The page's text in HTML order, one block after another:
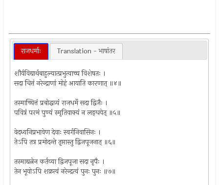
राजधर्माः Translation - भाषांतर
शौर्यविद्यार्थबाहुल्यात्प्रभुत्वाच्च विशेषतः ।
सदा चित्तं नरेन्द्राणां मोहं आयाति कारणात् ॥४॥
तस्माच्चित्तं प्रबोद्धव्यं राजधर्मे सदा द्विजैः ।
पवित्रं परमं पुण्यं स्मृतिवाक्यं न लङ्घयेत् ॥५॥
वेदध्वनिप्रभावेण देवाः स्वर्गनिवासिनः ।
तेऽपि तत्र प्रमोदन्ते तृप्तास्तु द्विजपूजनात् ॥६॥
तस्माद्यत्नेन कर्तव्या द्विजपूजा सदा नृपैः ।
तेन भूयोऽपि शक्रत्वं नरेन्द्रत्वं पुनः पुनः ॥७॥